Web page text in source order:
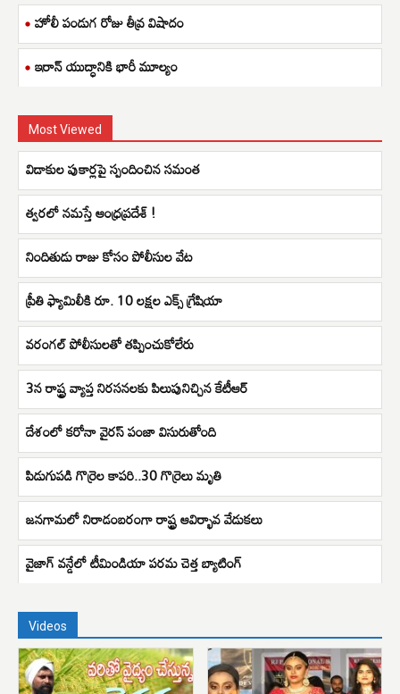
హోలీ పండుగ రోజు తీవ్ర విషాదం
ఇరాన్ యుద్ధానికి భారీ మూల్యం
Most Viewed
విడాకుల పుకార్లపై స్పందించిన సమంత
త్వ‌ర‌లో న‌మ‌స్తే ఆంధ్ర‌ప్ర‌దేశ్‌ !
నిందితుడు రాజు కోసం పోలీసుల వేట
ప్రీతి ఫ్యామిలీకి రూ. 10 లక్షల ఎక్స్ గ్రేషియా
వరంగల్ పోలీసులతో తప్పించుకోలేరు
3న రాష్ట్ర వ్యాప్త నిరసనలకు పిలుపునిచ్చిన కేటీఆర్
దేశంలో క‌రోనా వైర‌స్ పంజా విసురుతోంది
పిడుగుపడి గొర్రెల కాపరి..30 గొర్రెలు మృతి
జనగామలో నిరాడంబరంగా రాష్ట్ర ఆవిర్భావ వేడుకలు
వైజాగ్ వన్డేలో టీమిండియా పరమ చెత్త బ్యాటింగ్
Videos